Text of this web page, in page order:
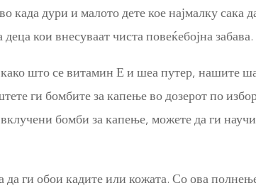
када дури и малото дете кое најмалку сака
кои внесуваат чиста повеќебојна забава.
како што се витамин Е и шеа путер, нашите
ги бомбите за капење во дозерот по
бомби за капење, можете да ги
да ги обои кадите или кожата. Со ова